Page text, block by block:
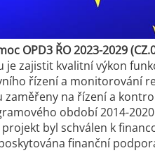
OPD3 ŘO 2023-2029
je zajistit kvalitní výkon
řízení a monitorování
zaměřeny na řízení a
období 2014-
byl schválen k
finanční